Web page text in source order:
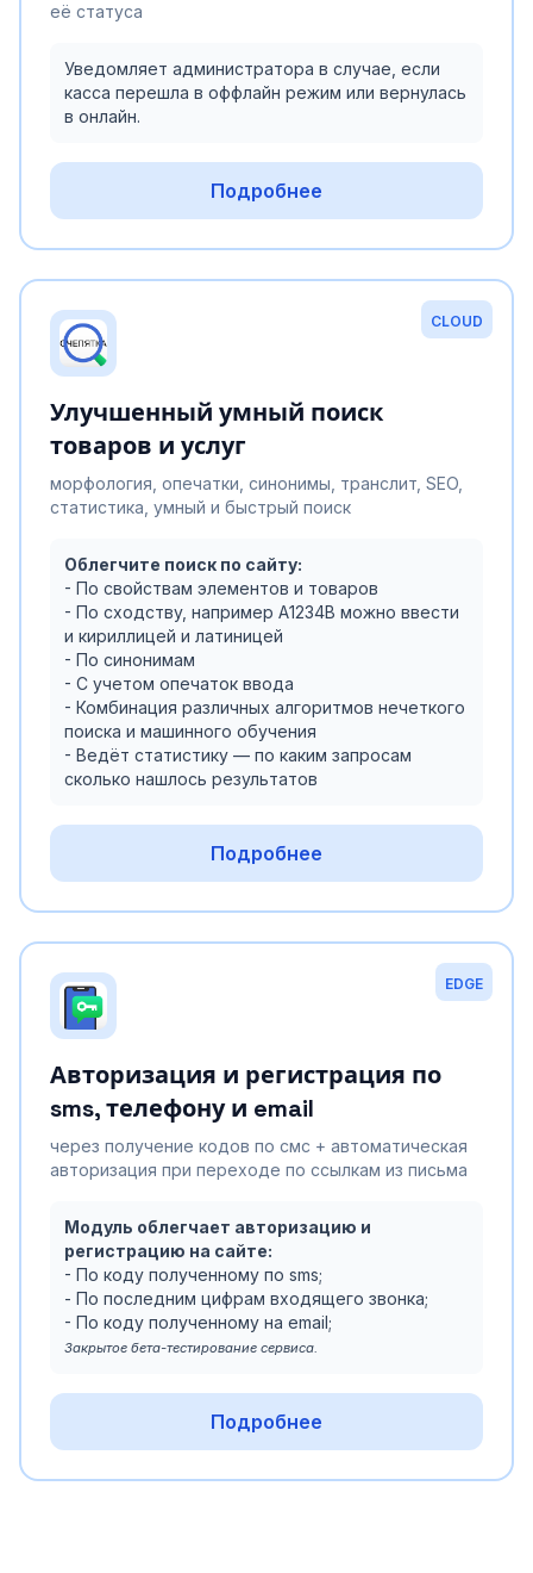
её статуса
Уведомляет администратора в случае, если
касса перешла в оффлайн режим или вернулась
в онлайн.
Подробнее
CLOUD
Улучшенный умный поиск
товаров и услуг
морфология, опечатки, синонимы, транслит, SEO,
статистика, умный и быстрый поиск
Облегчите поиск по сайту:
- По свойствам элементов и товаров
- По сходству, например А1234В можно ввести
и кириллицей и латиницей
- По синонимам
- С учетом опечаток ввода
- Комбинация различных алгоритмов нечеткого
поиска и машинного обучения
- Ведёт статистику — по каким запросам
сколько нашлось результатов
Подробнее
EDGE
Авторизация и регистрация по
sms, телефону и email
через получение кодов по смс + автоматическая
авторизация при переходе по ссылкам из письма
Модуль облегчает авторизацию и
регистрацию на сайте:
- По коду полученному по sms;
- По последним цифрам входящего звонка;
- По коду полученному на email;
Закрытое бета-тестирование сервиса.
Подробнее